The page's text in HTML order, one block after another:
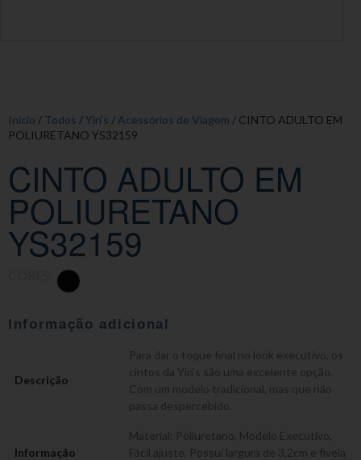
Início / Todos /Yin's / Acessórios de Viagem / CINTO ADULTO EM
POLIURETANO YS32159
CINTO ADULTO EM
POLIURETANO
YS32159
Informação adicional
Descrição
Para dar o toque final no look executivo, os
cintos da Yin's são uma excelente opção.
Com um modelo tradicional, mas que não
passa despercebido.
Informação
Material: Poliuretano, Modelo Executivo,
Fácil ajuste, Possui largura de 3,2cm e fivela